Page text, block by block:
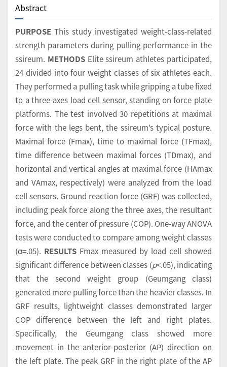
Abstract
PURPOSE This study investigated weight-class-related
strength parameters during pulling performance in the
ssireum. METHODSElite ssireum athletes participated,
24 divided into four weight classes of six athletes each.
They performed a pulling task while gripping a tube fixed
to a three-axes load cell sensor, standing on force plate
platforms. The test involved 30 repetitions at maximal
force with the legs bent, the ssireum’s typical posture.
Maximal force (Fmax), time to maximal force (TFmax),
time difference between maximal forces (TDmax), and
horizontal and vertical angles at maximal force (HAmax
and VAmax, respectively) were analyzed from the load
cell sensors. Ground reaction force (GRF) was collected,
including peak force along the three axes, the resultant
force, and the center of pressure (COP). One-way ANOVA
tests were conducted to compare among weight classes
(α=.05). RESULTS Fmax measured by load cell showed
significant difference between classes (p<.05), indicating
that the second weight group (Geumgang class)
generated more pulling force than the heavier classes. In
GRF results, lightweight classes demonstrated larger
COP difference between the left and right plates.
Specifically, the Geumgang class showed more
movement in the anterior-posterior (AP) direction on
the left plate. The peak GRF in the right plate of the AP